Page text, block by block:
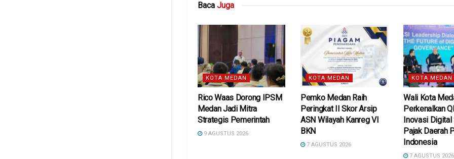
Baca Juga
KOTA MEDAN
Rico Waas Dorong IPSM
Medan Jadi Mitra
Strategis Pemerintah
9 AGUSTUS 2026
KOTA MEDAN
Pemko Medan Raih
Peringkat II Skor Arsip
ASN Wilayah Kanreg VI
BKN
7 AGUSTUS 2026
KOTA MEDAN
Wali Kota
Perkenalkan
Inovasi Digital
Pajak Daerah
Indonesia
7 AGUSTUS 2026